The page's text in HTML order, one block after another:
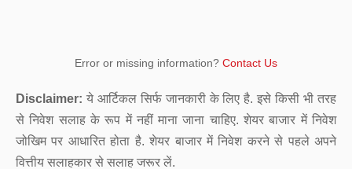
Error or missing information? Contact Us
Disclaimer: ये आर्टिकल सिर्फ जानकारी के लिए है. इसे किसी भी तरह
से निवेश सलाह के रूप में नहीं माना जाना चाहिए. शेयर बाजार में निवेश
जोखिम पर आधारित होता है. शेयर बाजार में निवेश करने से पहले अपने
वित्तीय सलाहकार से सलाह जरूर लें.